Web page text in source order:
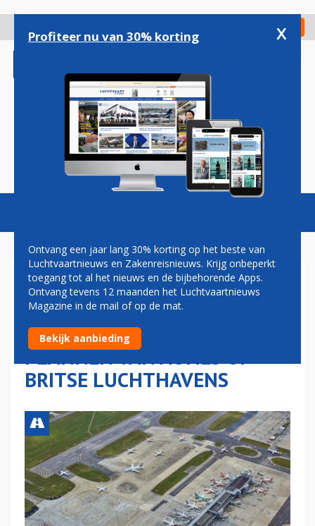
gaan
Check in
Magazine Podcasts Vacatures
TIENTALLEN
KLIMAATACTIVISTEN
OPGEPAKT VOOR HET
PLANNEN VAN ACTIES OP
BRITSE LUCHTHAVENS
Profiteer nu van 30% korting x
Ontvang een jaar lang 30% korting op het beste van
Luchtvaartnieuws en Zakenreisnieuws. Krijg onbeperkt
toegang tot al het nieuws en de bijbehorende Apps.
Ontvang tevens 12 maanden het Luchtvaartnieuws
Magazine in de mail of op de mat.
Bekijk aanbieding